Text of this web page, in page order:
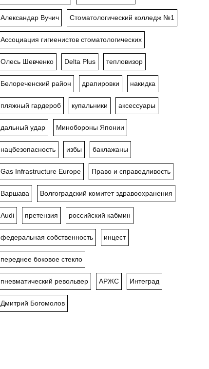
Александар Вучич Стоматологический колледж №1
Ассоциация гигиенистов стоматологических
Олесь Шевченко Delta Plus тепловизор
Белореченский район драпировки накидка
пляжный гардероб купальники аксессуары
дальный удар Минобороны Японии
нацбезопасность избы баклажаны
Gas Infrastructure Europe Право и справедливость
Варшава Волгоградский комитет здравоохранения
Audi претензия российский кабмин
федеральная собственность инцест
переднее боковое стекло
пневматический револьвер АРЖС Интеград
Дмитрий Богомолов